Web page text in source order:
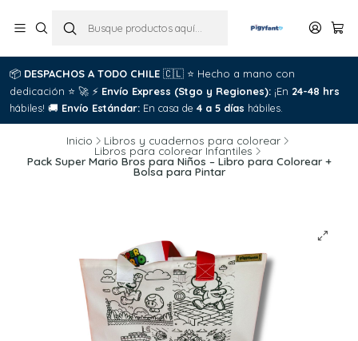
📦 DESPACHOS A TODO CHILE 🇨🇱 ⭐ Hecho a mano con
dedicación ⭐ 🚀 ⚡ Envío Express (Stgo y Regiones): ¡En 24-48 hrs
hábiles! 🚚 Envío Estándar: En casa de 4 a 5 días hábiles.
Inicio Libros y cuadernos para colorear
Libros para colorear Infantiles
Pack Super Mario Bros para Niños – Libro para Colorear +
Bolsa para Pintar